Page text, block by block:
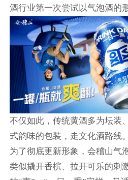
酒行业第一次尝试以气泡酒的
不仅如此，传统黄酒多为坛装
式韵味的包装，走文化酒路线。
为了彻底更新形象，会稽山气
类似撬开香槟、拉开可乐的刺